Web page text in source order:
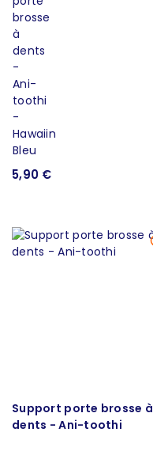
5,90 €
Support porte brosse à
dents - Ani-toothi